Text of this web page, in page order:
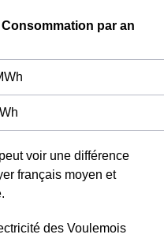
Consommation par an
voir une différence
français moyen et
des Voulemois